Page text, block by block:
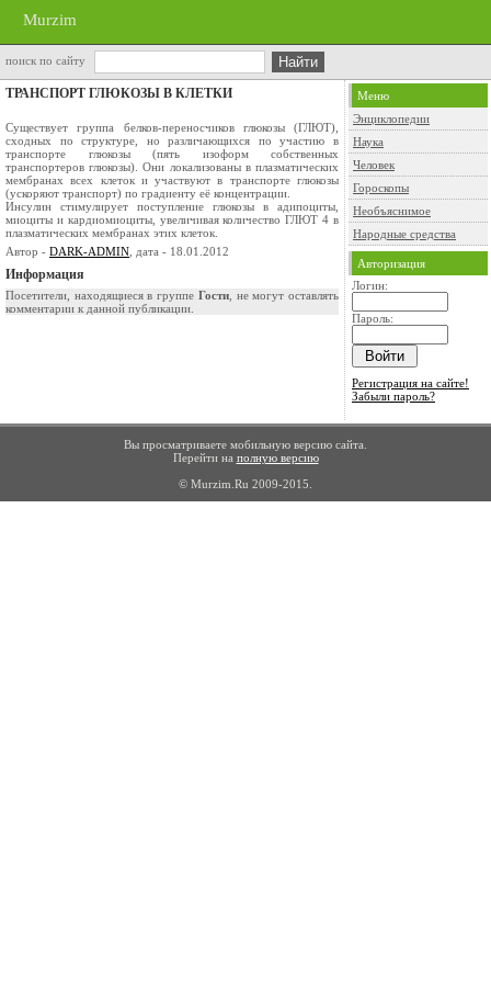
Murzim
поиск по сайту
ТРАНСПОРТ ГЛЮКОЗЫ В КЛЕТКИ
Существует группа белков-переносчиков глюкозы (ГЛЮТ),
сходных по структуре, но различающихся по участию в
транспорте глюкозы (пять изоформ собственных
транспортеров глюкозы). Они локализованы в плазматических
мембранах всех клеток и участвуют в транспорте глюкозы
(ускоряют транспорт) по градиенту её концентрации.
Инсулин стимулирует поступление глюкозы в адипоциты,
миоциты и кардиомиоциты, увеличивая количество ГЛЮТ 4 в
плазматических мембранах этих клеток.
Автор - DARK-ADMIN , дата - 18.01.2012
Информация
Посетители, находящиеся в группе Гости, не могут оставлять
комментарии к данной публикации.
Меню
Энциклопедии
Наука
Человек
Гороскопы
Необъяснимое
Народные средства
Авторизация
Логин:
Пароль:
Регистрация на сайте!
Забыли пароль?
Вы просматриваете мобильную версию сайта.
Перейти на полную версию
© Murzim.Ru 2009-2015.